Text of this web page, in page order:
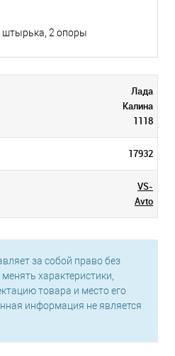
штырька, 2 опоры
Лада
Калина
1118
17932
VS-
Avto
за собой право без
характеристики,
товара и место его
информация не является